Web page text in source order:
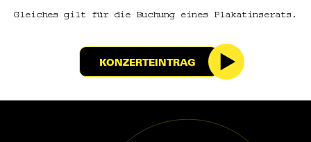
Gleiches gilt für die Buchung eines Plakatinserats.
KONZERTEINTRAG